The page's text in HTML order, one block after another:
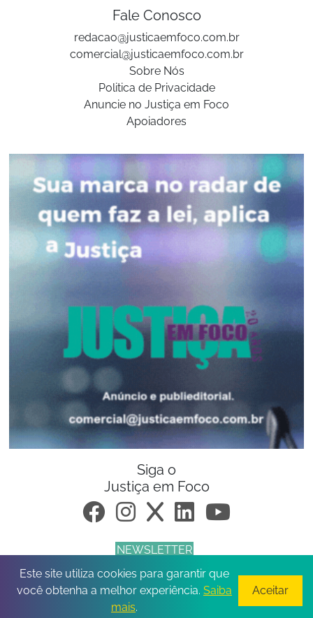
Fale Conosco
redacao@justicaemfoco.com.br
comercial@justicaemfoco.com.br
Sobre Nós
Politica de Privacidade
Anuncie no Justiça em Foco
Apoiadores
Siga o
Justiça em Foco
NEWSLETTER
© 2026 Todos os direitos reservados.
Este site utiliza cookies para garantir que
você obtenha a melhor experiência. Saiba
mais.
Aceitar